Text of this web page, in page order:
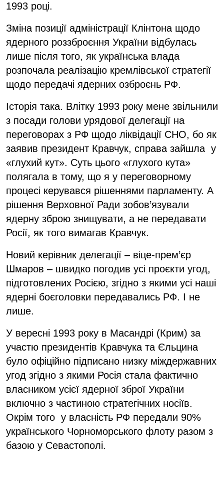
1993 році.
Зміна позиції адміністрації Клінтона щодо
ядерного роззброєння України відбулась
лише після того, як українська влада
розпочала реалізацію кремлівської стратегії
щодо передачі ядерних озброєнь РФ.
Історія така. Влітку 1993 року мене звільнили
з посади голови урядової делегації на
переговорах з РФ щодо ліквідації СНО, бо як
заявив президент Кравчук, справа зайшла у
«глухий кут». Суть цього «глухого кута»
полягала в тому, що я у переговорному
процесі керувався рішеннями парламенту. А
рішення Верховної Ради зобов’язували
ядерну зброю знищувати, а не передавати
Росії, як того вимагав Кравчук.
Новий керівник делегації – віце-прем’єр
Шмаров – швидко погодив усі проєкти угод,
підготовлених Росією, згідно з якими усі наші
ядерні боєголовки передавались РФ. І не
лише.
У вересні 1993 року в Масандрі (Крим) за
участю президентів Кравчука та Єльцина
було офіційно підписано низку міждержавних
угод згідно з якими Росія стала фактично
власником усієї ядерної зброї України
включно з частиною стратегічних носіїв.
Окрім того у власність РФ передали 90%
українського Чорноморського флоту разом з
базою у Севастополі.